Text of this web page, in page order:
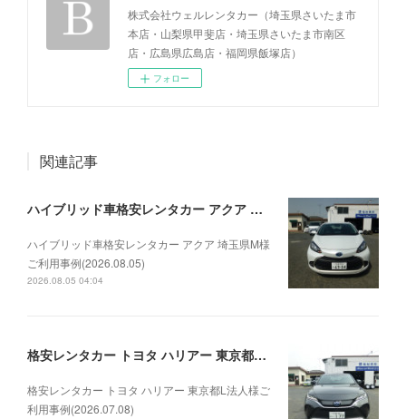
株式会社ウェルレンタカー（埼玉県さいたま市
本店・山梨県甲斐店・埼玉県さいたま市南区
店・広島県広島店・福岡県飯塚店）
フォロー
関連記事
ハイブリッド車格安レンタカー アクア 埼玉県M様ご利用事例(2026.08.05)
ハイブリッド車格安レンタカー アクア 埼玉県M様
ご利用事例(2026.08.05)
2026.08.05 04:04
格安レンタカー トヨタ ハリアー 東京都L法人様ご利用事例(2026.07.08)
格安レンタカー トヨタ ハリアー 東京都L法人様ご
利用事例(2026.07.08)